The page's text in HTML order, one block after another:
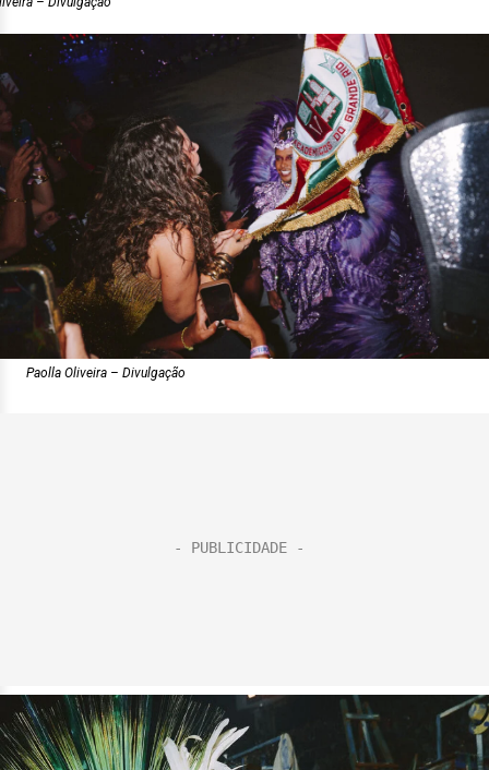
Paolla Oliveira – Divulgação